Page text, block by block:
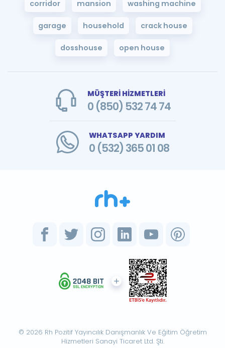
corridor mansion washing machine
garage household crack house
dosshouse open house
MÜŞTERİ HİZMETLERİ
0 (850) 532 74 74
WHATSAPP YARDIM
0 (532) 365 01 08
© 2026 Rh Pozitif Yayıncılık Danışmanlık Ve Eğitim Öğretim
Hizmetleri Sanayi Ticaret Ltd. Şti.